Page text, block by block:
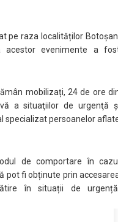
pe raza localităților
acestor evenimente a
mobilizați, 24 de ore
a situaţiilor de urgenţă
specializat persoanelor
de comportare în
pot fi obținute prin
în situații de